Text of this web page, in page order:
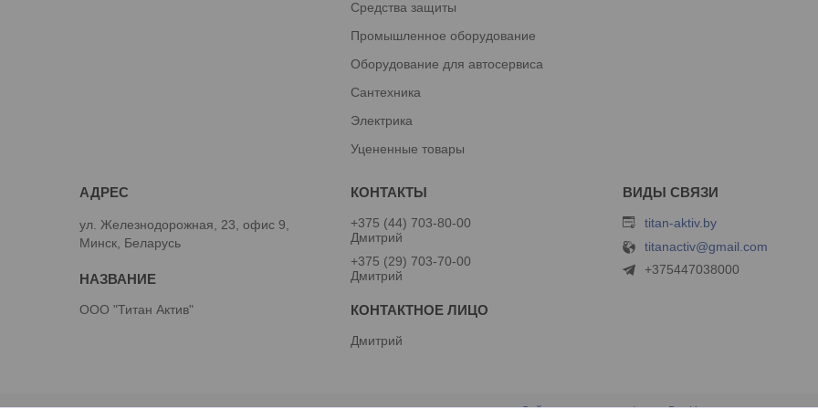
Средства защиты
Промышленное оборудование
Оборудование для автосервиса
Сантехника
Электрика
Уцененные товары
ул. Железнодорожная, 23, офис 9,
Минск, Беларусь
ООО "Титан Актив"
+375 (44) 703-80-00
Дмитрий
+375 (29) 703-70-00
Дмитрий
Дмитрий
titan-aktiv.by
titanactiv@gmail.com
+375447038000